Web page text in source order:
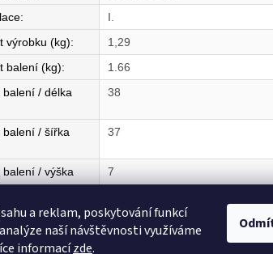
a reklam, poskytování funkcí
naší návštěvnosti využíváme
informacízde.
:
I.
výrobku (kg):
1,29
balení (kg):
1.66
balení / délka
38
balení / šířka
37
balení / výška
7
: CZ